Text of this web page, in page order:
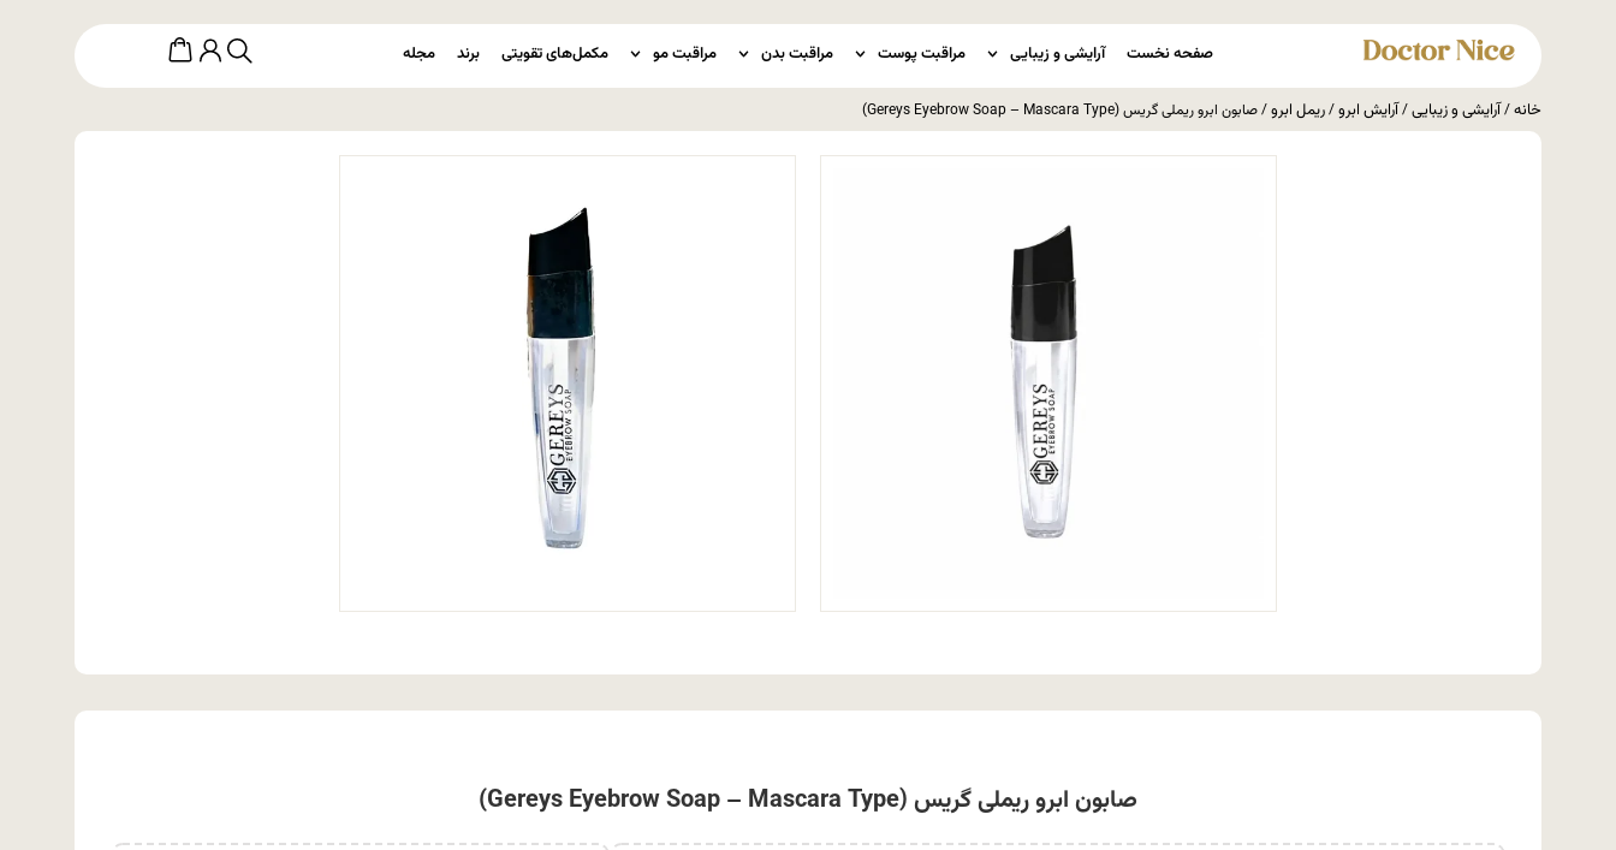
صفحه نخست آرایشی و زیبایی مراقبت پوست مراقبت بدن مراقبت مو مکمل‌های تقویتی برند مجله
خانه/آرایشی و زیبایی/آرایش ابرو/ریمل ابرو/ صابون ابرو ریملی گریس (Gereys Eyebrow Soap – Mascara Type)
صابون ابرو ریملی گریس (Gereys Eyebrow Soap – Mascara Type)